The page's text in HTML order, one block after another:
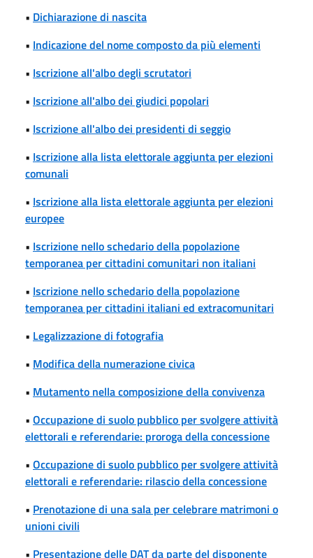
• Dichiarazione di nascita
• Indicazione del nome composto da più elementi
• Iscrizione all'albo degli scrutatori
• Iscrizione all'albo dei giudici popolari
• Iscrizione all'albo dei presidenti di seggio
• Iscrizione alla lista elettorale aggiunta per elezioni
comunali
• Iscrizione alla lista elettorale aggiunta per elezioni
europee
• Iscrizione nello schedario della popolazione
temporanea per cittadini comunitari non italiani
• Iscrizione nello schedario della popolazione
temporanea per cittadini italiani ed extracomunitari
• Legalizzazione di fotografia
• Modifica della numerazione civica
• Mutamento nella composizione della convivenza
• Occupazione di suolo pubblico per svolgere attività
elettorali e referendarie: proroga della concessione
• Occupazione di suolo pubblico per svolgere attività
elettorali e referendarie: rilascio della concessione
• Prenotazione di una sala per celebrare matrimoni o
unioni civili
• Presentazione delle DAT da parte del disponente